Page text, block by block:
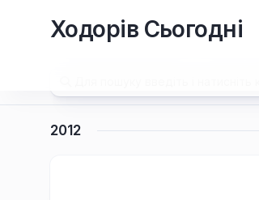
Ходорів Сьогодні
2012